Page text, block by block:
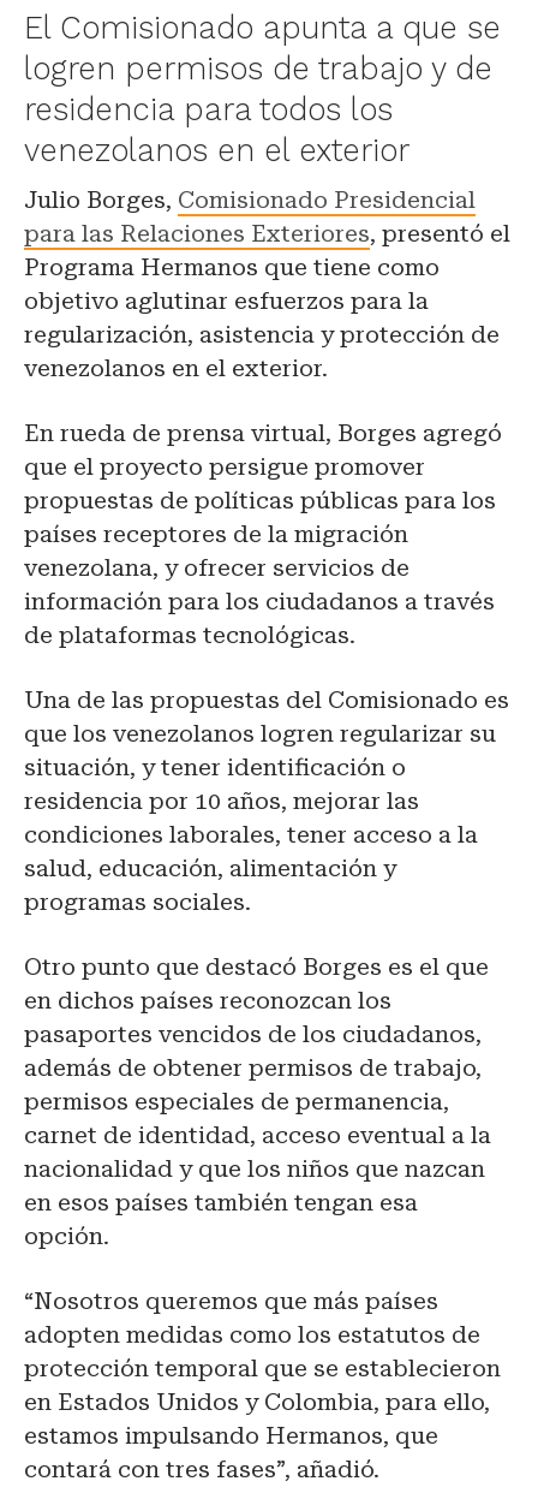
El Comisionado apunta a que se
logren permisos de trabajo y de
residencia para todos los
venezolanos en el exterior
Julio Borges, Comisionado Presidencial
para las Relaciones Exteriores, presentó el
Programa Hermanos que tiene como
objetivo aglutinar esfuerzos para la
regularización, asistencia y protección de
venezolanos en el exterior.
En rueda de prensa virtual, Borges agregó
que el proyecto persigue promover
propuestas de políticas públicas para los
países receptores de la migración
venezolana, y ofrecer servicios de
información para los ciudadanos a través
de plataformas tecnológicas.
Una de las propuestas del Comisionado es
que los venezolanos logren regularizar su
situación, y tener identificación o
residencia por 10 años, mejorar las
condiciones laborales, tener acceso a la
salud, educación, alimentación y
programas sociales.
Otro punto que destacó Borges es el que
en dichos países reconozcan los
pasaportes vencidos de los ciudadanos,
además de obtener permisos de trabajo,
permisos especiales de permanencia,
carnet de identidad, acceso eventual a la
nacionalidad y que los niños que nazcan
en esos países también tengan esa
opción.
“Nosotros queremos que más países
adopten medidas como los estatutos de
protección temporal que se establecieron
en Estados Unidos y Colombia, para ello,
estamos impulsando Hermanos, que
contará con tres fases”, añadió.